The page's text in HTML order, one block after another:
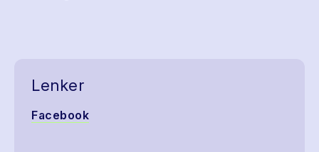
Lenker
Facebook